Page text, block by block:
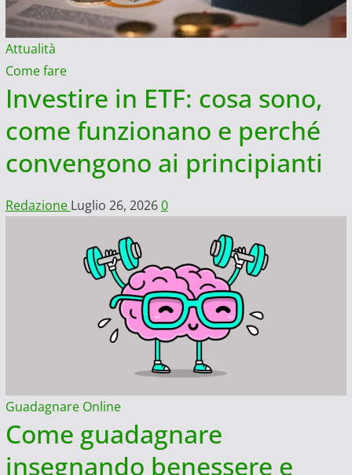
Attualità
Come fare
Investire in ETF: cosa sono,
come funzionano e perché
convengono ai principianti
Redazione Luglio 26, 20260
Guadagnare Online
Come guadagnare
insegnando benessere e